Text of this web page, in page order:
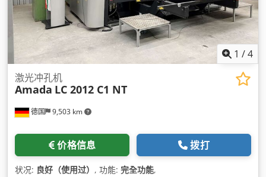
1 /4
德国 9,503 km
激光冲孔机
Amada LC 2012 C1 NT
价格信息 拨打
状况: 良好（使用过） , 功能: 完全功能,